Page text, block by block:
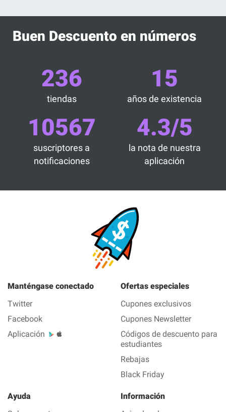
Buen Descuento en números
236
tiendas
15
años de existencia
10567
suscriptores a
notificaciones
4.3/5
la nota de nuestra
aplicación
Manténgase conectado
Twitter
Facebook
Aplicación
Ofertas especiales
Cupones exclusivos
Cupones Newsletter
Códigos de descuento para
estudiantes
Rebajas
Black Friday
Ayuda
Información